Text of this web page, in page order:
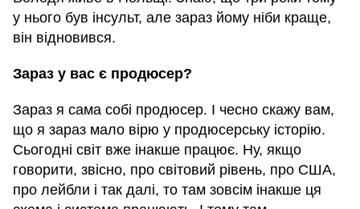
у нього був інсульт, але зараз йому ніби краще,
він відновився.
Зараз у вас є продюсер?
Зараз я сама собі продюсер. І чесно скажу вам,
що я зараз мало вірю у продюсерську історію.
Сьогодні світ вже інакше працює. Ну, якщо
говорити, звісно, про світовий рівень, про США,
про лейбли і так далі, то там зовсім інакше ця